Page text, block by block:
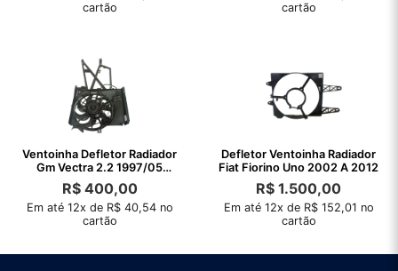
cartão
cartão
Ventoinha Defletor Radiador
Gm Vectra 2.2 1997/05
C/detalhes
R$400,00
Em até 12x de R$ 40,54 no
cartão
Defletor Ventoinha Radiador
Fiat Fiorino Uno 2002 A 2012
R$ 1.500,00
Em até 12x de R$ 152,01 no
cartão